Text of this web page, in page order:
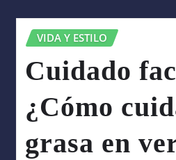
VIDA Y ESTILO
Cuidado
¿Cómo
grasa en